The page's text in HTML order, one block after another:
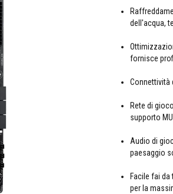
dell'acqua,
fornisce
Connettività
Rete di
supporto
Audio di
paesaggio
Facile fai
per la